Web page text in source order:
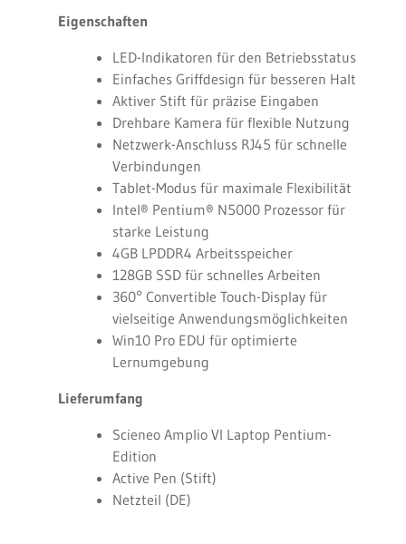
Eigenschaften
LED-Indikatoren für den Betriebsstatus
Einfaches Griffdesign für besseren Halt
Aktiver Stift für präzise Eingaben
Drehbare Kamera für flexible Nutzung
Netzwerk-Anschluss RJ45 für schnelle
Verbindungen
Tablet-Modus für maximale Flexibilität
Intel® Pentium® N5000 Prozessor für
starke Leistung
4GB LPDDR4 Arbeitsspeicher
128GB SSD für schnelles Arbeiten
360° Convertible Touch-Display für
vielseitige Anwendungsmöglichkeiten
Win10 Pro EDU für optimierte
Lernumgebung
Lieferumfang
Scieneo Amplio VI Laptop Pentium-
Edition
Active Pen (Stift)
Netzteil (DE)